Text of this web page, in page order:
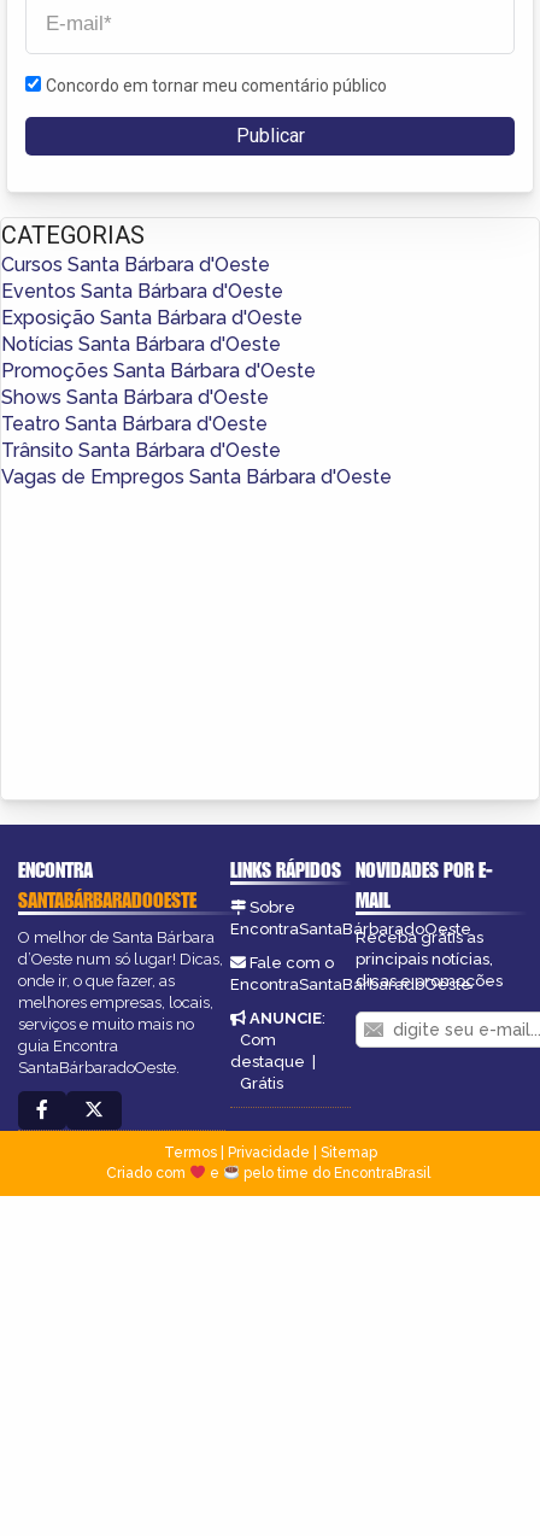
Concordo em tornar meu comentário público
CATEGORIAS
Cursos Santa Bárbara d'Oeste
Eventos Santa Bárbara d'Oeste
Exposição Santa Bárbara d'Oeste
Notícias Santa Bárbara d'Oeste
Promoções Santa Bárbara d'Oeste
Shows Santa Bárbara d'Oeste
Teatro Santa Bárbara d'Oeste
Trânsito Santa Bárbara d'Oeste
Vagas de Empregos Santa Bárbara d'Oeste
ENCONTRA
SANTABÁRBARADOOESTE
O melhor de Santa Bárbara
d’Oeste num só lugar! Dicas,
onde ir, o que fazer, as
melhores empresas, locais,
serviços e muito mais no
guia Encontra
SantaBárbaradoOeste.
LINKS RÁPIDOS
Sobre
EncontraSantaBárbaradoOeste
Fale com o
EncontraSantaBárbaradoOeste
ANUNCIE:
Com
destaque
Grátis
NOVIDADES POR E-
MAIL
Receba grátis as
principais notícias,
dicas e promoções
Termos| Privacidade
Sitemap
Criado com
e pelo time do EncontraBrasil